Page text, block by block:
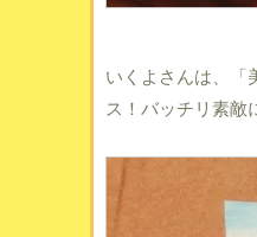
いくよさんは、「
ス！バッチリ素敵